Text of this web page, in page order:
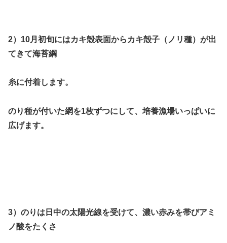
2） 10月初旬にはカキ殻表面からカキ殻子（ノリ種）が出
てきて海苔綱
糸に付着します。
のり種が付いた網を1枚ずつにして、培養漁場いっぱいに
広げます。
3）のりは日中の太陽光線を受けて、 濃い赤みを帯びアミ
ノ酸をたくさ